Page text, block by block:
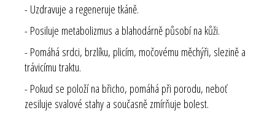
- Uzdravuje a regeneruje tkáně.
- Posiluje metabolizmus a blahodárně působí na kůži.
- Pomáhá srdci, brzlíku, plicím, močovému měchýři, slezině a
trávicímu traktu.
- Pokud se položí na břicho, pomáhá při porodu, neboť
zesiluje svalové stahy a současně zmírňuje bolest.